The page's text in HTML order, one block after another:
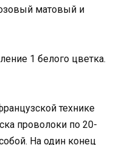
матовый и
1 белого цветка.
технике
проволоки по 20-
На один конец